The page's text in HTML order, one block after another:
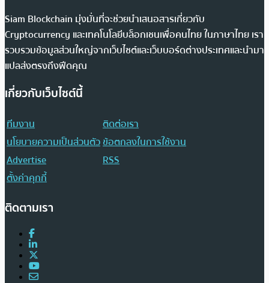
Siam Blockchain มุ่งมั่นที่จะช่วยนำเสนอสารเกี่ยวกับ
Cryptocurrency และเทคโนโลยีบล็อกเชนเพื่อคนไทย ในภาษาไทย เรา
รวบรวมข้อมูลส่วนใหญ่จากเว็บไซต์และเว็บบอร์ดต่างประเทศและนำมา
แปลส่งตรงถึงฟีดคุณ
เกี่ยวกับเว็บไซต์นี้
ทีมงาน
ติดต่อเรา
นโยบายความเป็นส่วนตัวข้อตกลงในการใช้งาน
Advertise
RSS
ตั้งค่าคุกกี้
ติดตามเรา